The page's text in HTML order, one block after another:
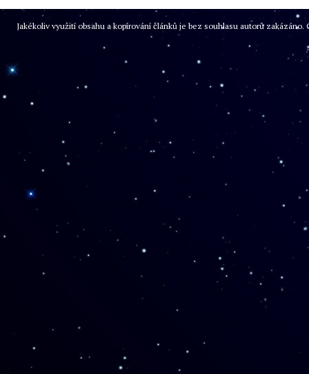
Jakékoliv využití obsahu a kopírování článků je bez souhlasu autorů